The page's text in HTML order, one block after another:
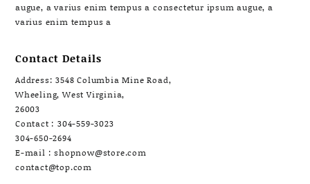
augue, a varius enim tempus a consectetur ipsum augue, a
varius enim tempus a
Contact Details
Address: 3548 Columbia Mine Road,
Wheeling, West Virginia,
26003
Contact : 304-559-3023
304-650-2694
E-mail : shopnow@store.com
contact@top.com